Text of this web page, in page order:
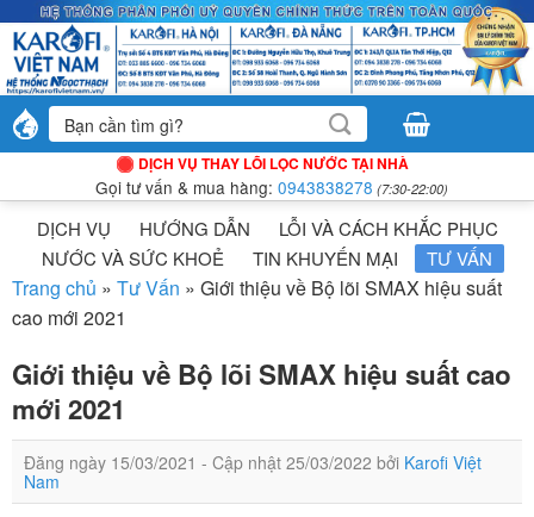
qua
nội
dung Tìm
kiếm:
DỊCH VỤ THAY LÕI LỌC NƯỚC TẠI NHÀ
Gọi tư vấn & mua hàng: 0943838278 (7:30-22:00)
DỊCH VỤ HƯỚNG DẪN
LỖI VÀ CÁCH KHẮC PHỤC
NƯỚC VÀ SỨC KHOẺ
TIN KHUYẾN MẠI TƯ VẤN
Trang chủ » Tư Vấn » Giới thiệu về Bộ lõi SMAX hiệu suất
cao mới 2021
Giới thiệu về Bộ lõi SMAX hiệu suất cao
mới 2021
Đăng ngày 15/03/2021 - Cập nhật 25/03/2022 bởi Karofi Việt
Nam